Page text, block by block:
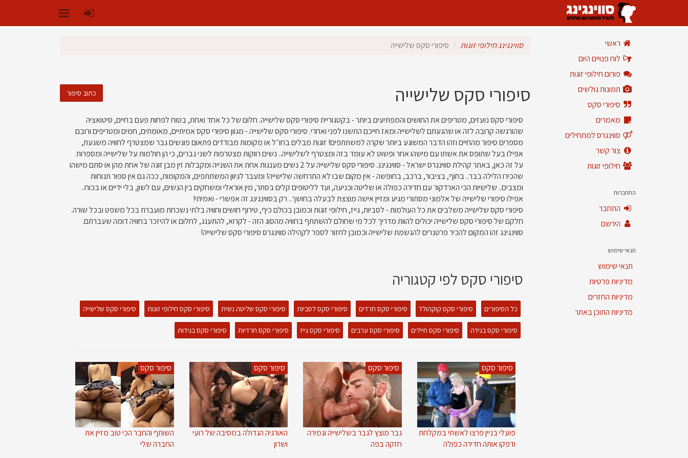
ראשי
לוח פנויים היום
פורום חילופי זוגות
תמונות גולשים
סיפורי סקס
מאמרים
סווינגרס למתחילים
צור קשר
חילופי זוגות
התחברות
התחבר
הירשם
תנאי שימוש
תנאי שימוש
מדיניות פרטיות
מדיניות החזרים
מדיניות התוכן באתר
סווינגינג חילופי זוגות סיפורי סקס שלישייה
סיפורי סקס שלישייה כתוב סיפור
סיפורי סקס נועזים, מטריפים את החושים והמפתיעים ביותר - בקטגוריית סיפורי סקס שלישייה. חלום של כל אחד ואחת, בטוח לפחות פעם בחיים, סיטואציה
שהורגשה קרובה לזה או שהגעתם לשלישייה ומאז חייכם התשנו לפני ואחרי. סיפורי סקס שלישייה - מגוון סיפורי סקס אמיתיים, מאומתים, חמים ומטריפים ורובם
מספרים סיפור מהחיים וזהו הדבר המשוגע ביותר שקרה למשתתפים! זוגות מבלים בחו״ל או מקומות מבודדים פתאום פוגשים גבר שמצטרף לחוויה משגעת,
אפילו בעל שתופס את אשתו עם מישהו אחר ופשוט לא עומד בזה ומצטרף לשלישייה.. נשים רווקות מצטרפות לשני גברים, כי הן חולמות על שלישייה ומספרות
על זה כאן, באתר קהילת סווינגרס ישראל - סווינגינג. סיפורי סקס שלישייה על 2 נשים מענגות אחת את השנייה ומקבלות זין מבן זוגה של אחת מהן או סתם מישהו
שהכירו הלילה בבר.. בחוף, בציבור, ברכב, בחופשה - אין מקום שבו לא התרחשה שלישייה! ומעבר לגיוון המשתתפים, והמקומות, ככה גם אין ספור תנוחות
ומצבים.. שלישיות הכי הארדקור עם חדירה כפולה או שליטה וכניעה, ועד לליטופים קלים בסתר, מין אוראלי ומשחקים בין הנשים, עם לשון, בלי ידיים או בכוח..
אפילו סיפורי שלישייה של אלמוני מסתורי מגיע ומזיין אישה מוצצת לבעלה בחושך.. רק בסווינגינג זה אפשרי - ואמיתי!
סיפורי סקס שלישייה משלבים את כל העולמות - לסביות, גייז, חילופי זוגות וכמובן בכולם כיף, טירוף חושים וחוויה בלתי נשכחת מועברת בכל משפט ובכל שורה.
חלקם של סיפורי סקס שלישייה יכולים להוות מדריך לכל מי שחולם להשתתף בחוויה מהסוג הזה - לקרוא, להתענג, לחלום או להיזכר בחוויה דומה שעברתם.
סווינגינג זהו המקום להכיר פרטנרים להגשמת שלישייה וכמובן לחזור לספר לקהילה סווינגרס סיפורי סקס שלישייה!
סיפורי סקס לפי קטגוריה
כל הסיפורים סיפורי סקס קוקהולד סיפורי סקס חרדים סיפורי סקס לסביות סיפורי סקס שליטה נשית סיפורי סקס חילופי זוגות סיפורי סקס שלישייה
סיפורי סקס בגידה סיפורי סקס חיילים סיפורי סקס ערבים סיפורי סקס גייז סיפורי סקס חרדיות סיפורי סקס בגידות
פועלי בניין פרצו לאשתי במקלחת
ודפקו אותה חדירה כפולה
סיפור סקס
גבר מוצץ לגבר בשלישייה וגמירה
חזקה בפה
סיפור סקס
האורגיה הגדולה במסיבה של רועי
ושרון
סיפור סקס
השותף והחבר הכי טוב מזיין את
החברה שלי
סיפור סקס